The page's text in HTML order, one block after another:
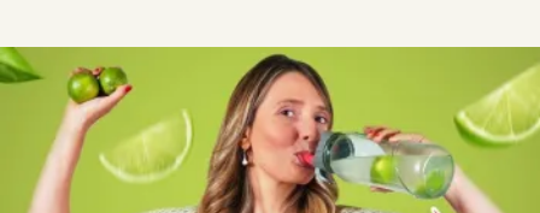
precisará do suco de um limão ou pode usar um limão. Você
também precisará de duas colheres de chá de pó de café.
Para eliminar a gordura da